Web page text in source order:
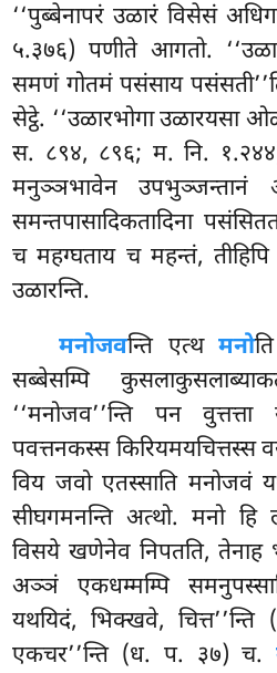
‘‘पुब्बेनापरं उळारं विसेसं
५.३७६) पणीते आगतो.
समणं गोतमं पसंसाय
सेट्ठे. ‘‘उळारभोगा उळारयसा
स. ८९४, ८९६; म. नि.
मनुञ्ञभावेन उपभुञ्जन्तानं
समन्तपासादिकतादिना
च महग्घताय च महन्तं, तीहिपि
उळारन्ति.
मनोजवन्ति एत्थमनो
सब्बेसम्पि
‘‘मनोजव’’न्ति पन
पवत्तनकस्स किरियमयचित्तस्स
विय जवो एतस्साति मनोजवं
सीघगमनन्ति अत्थो. मनो हि
विसये खणेनेव निपतति, तेनाह
अञ्ञं एकधम्मम्पि
यथयिदं, भिक्खवे,
एकचर’’न्ति (ध. प. ३७) च.